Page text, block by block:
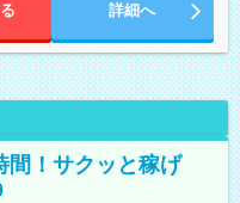
詳細へ
間！サクッと稼げ